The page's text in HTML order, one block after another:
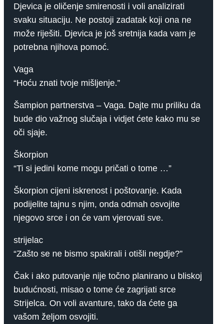
Djevica je oličenje smirenosti i voli analizirati
svaku situaciju. Ne postoji zadatak koji ona ne
može riješiti. Djevica je još sretnija kada vam je
potrebna njihova pomoć.
Vaga
“Hoću znati tvoje mišljenje.”
Šampion partnerstva – Vaga. Dajte mu priliku da
bude dio važnog slučaja i vidjet ćete kako mu se
oči sjaje.
Škorpion
“Ti si jedini kome mogu pričati o tome …”
Škorpion cijeni iskrenost i poštovanje. Kada
podijelite tajnu s njim, onda odmah osvojite
njegovo srce i on će vam vjerovati sve.
strijelac
“Zašto se ne bismo spakirali i otišli negdje?”
Čak i ako putovanje nije točno planirano u bliskoj
budućnosti, misao o tome će zagrijati srce
Strijelca. On voli avanture, tako da ćete ga
vašom željom osvojiti.